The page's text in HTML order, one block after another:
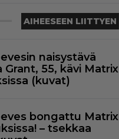
AIHEESEEN LIITTYEN
naisystävä
Grant, 55, kävi Matrix
(kuvat)
bongattu Matrix
– tsekkaa